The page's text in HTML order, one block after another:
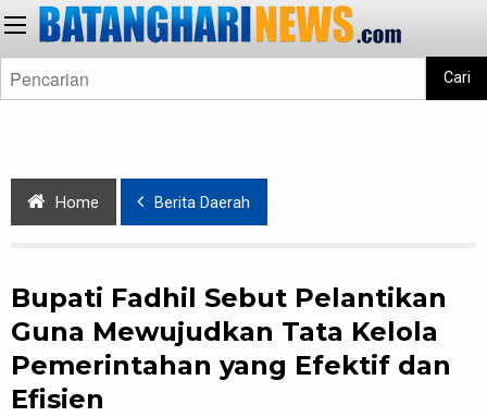
Cari
Home Berita Daerah
Bupati Fadhil Sebut Pelantikan
Guna Mewujudkan Tata Kelola
Pemerintahan yang Efektif dan
Efisien